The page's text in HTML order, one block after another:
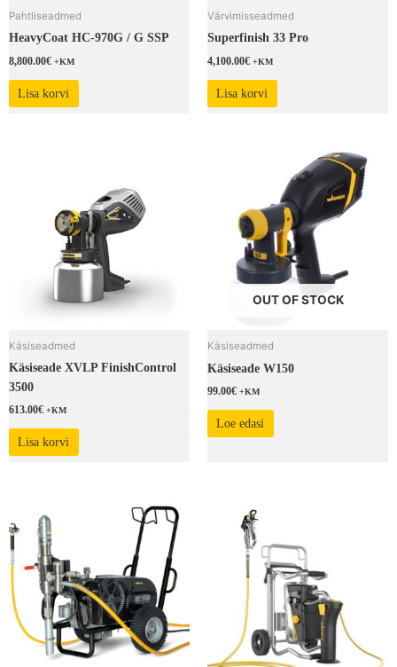
Pahtliseadmed
HeavyCoat HC-970G / G SSP
8,800.00€ +KM
Lisa korvi
Värvimisseadmed
Superfinish 33 Pro
4,100.00€ +KM
Lisa korvi
Käsiseadmed
Käsiseade XVLP FinishControl
3500
613.00€ +KM
Lisa korvi
OUT OF STOCK
Käsiseadmed
Käsiseade W150
99.00€ +KM
Loe edasi